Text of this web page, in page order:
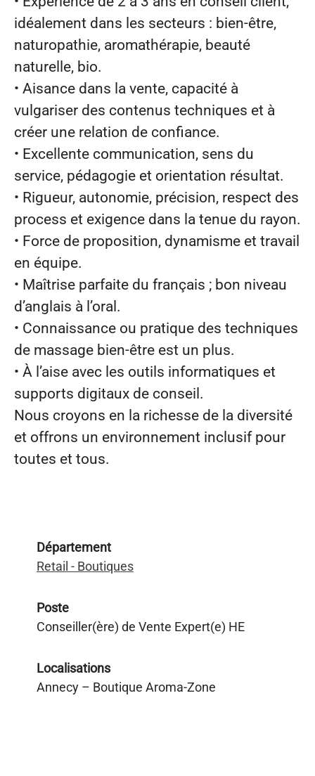
idéalement dans les secteurs : bien‑être,
naturopathie, aromathérapie, beauté
naturelle, bio.
• Aisance dans la vente, capacité à
vulgariser des contenus techniques et à
créer une relation de confiance.
• Excellente communication, sens du
service, pédagogie et orientation résultat.
• Rigueur, autonomie, précision, respect des
process et exigence dans la tenue du rayon.
• Force de proposition, dynamisme et travail
en équipe.
• Maîtrise parfaite du français ; bon niveau
d’anglais à l’oral.
• Connaissance ou pratique des techniques
de massage bien‑être est un plus.
• À l’aise avec les outils informatiques et
supports digitaux de conseil.
Nous croyons en la richesse de la diversité
et offrons un environnement inclusif pour
toutes et tous.
Département
Retail - Boutiques
Poste
Conseiller(ère) de Vente Expert(e) HE
Localisations
Annecy – Boutique Aroma-Zone